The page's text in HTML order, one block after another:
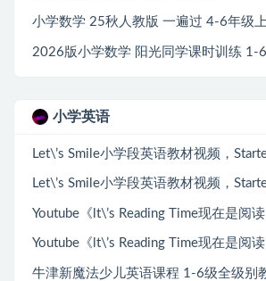
小学数学 25秋人教版 一遍过 4-6年级上
小学英语
牛津新魔法少儿英语课程 1-6级全级别